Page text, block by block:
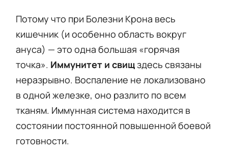
Потому что при Болезни Крона весь
кишечник (и особенно область вокруг
ануса) — это одна большая «горячая
точка». Иммунитет и свищздесь связаны
неразрывно. Воспаление не локализовано
в одной железке, оно разлито по всем
тканям. Иммунная система находится в
состоянии постоянной повышенной боевой
готовности.